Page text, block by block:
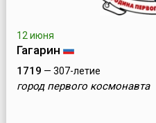
12 июня
Гагарин
1719 — 307-летие
город первого космонавта